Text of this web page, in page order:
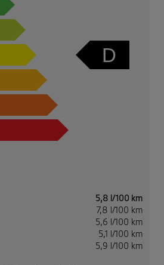
D
5,8 l/100 km
7,8 l/100 km
5,6 l/100 km
5,1 l/100 km
5,9 l/100 km